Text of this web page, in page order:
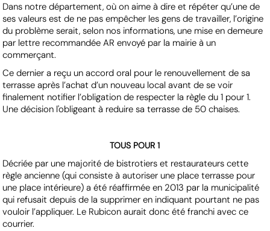
Dans notre département, où on aime à dire et répéter qu’une de
ses valeurs est de ne pas empêcher les gens de travailler, l’origine
du problème serait, selon nos informations, une mise en demeure
par lettre recommandée AR envoyé par la mairie à un
commerçant.
Ce dernier a reçu un accord oral pour le renouvellement de sa
terrasse après l’achat d’un nouveau local avant de se voir
finalement notifier l’obligation de respecter la règle du 1 pour 1.
Une décision l'obligeant à reduire sa terrasse de 50 chaises.
TOUS POUR 1
Décriée par une majorité de bistrotiers et restaurateurs cette
règle ancienne (qui consiste à autoriser une place terrasse pour
une place intérieure) a été réaffirmée en 2013 par la municipalité
qui refusait depuis de la supprimer en indiquant pourtant ne pas
vouloir l’appliquer. Le Rubicon aurait donc été franchi avec ce
courrier.